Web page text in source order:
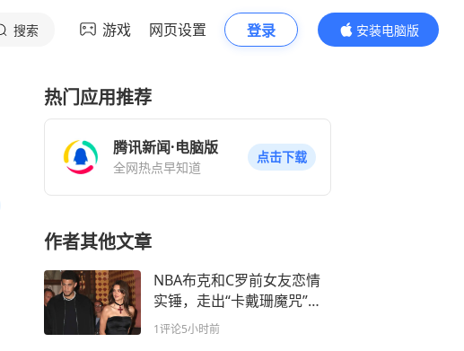
搜索 游戏 网页设置 登录
安装电脑版
内容更精彩
热门应用推荐
腾讯新闻·电脑版
全网热点早知道
点击下载
作者其他文章
NBA布克和C罗前女友恋情
实锤，走出“卡戴珊魔咒”，
又迷上俄罗斯超模
1评论5小时前